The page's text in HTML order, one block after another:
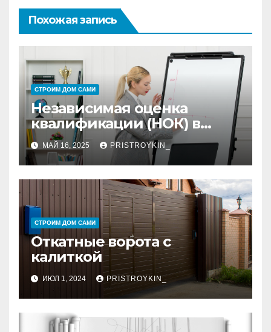
Похожая запись
СТРОИМ ДОМ САМИ
Независимая оценка
квалификации (НОК) в
строительстве,
проектировании и
изысканиях
МАЙ 16, 2025 PRISTROYKIN_
СТРОИМ ДОМ САМИ
Откатные ворота с
калиткой
ИЮЛ 1, 2024 PRISTROYKIN_